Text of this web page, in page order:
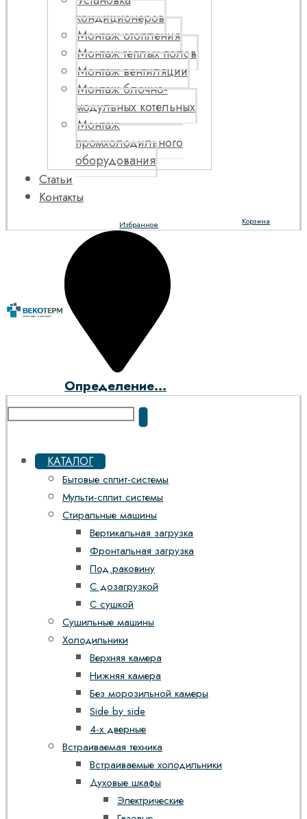
кондиционеров
Монтаж отопления
Монтаж теплых полов
Монтаж вентиляции
Монтаж блочно-
модульных котельных
Монтаж
промхолодильного
оборудования
Статьи
Контакты
Корзина
Избранное
Определение...
КАТАЛОГ
Бытовые сплит-системы
Мульти-сплит системы
Стиральные машины
Вертикальная загрузка
Фронтальная загрузка
Под раковину
С дозагрузкой
С сушкой
Сушильные машины
Холодильники
Верхняя камера
Нижняя камера
Без морозильной камеры
Side by side
4-х дверные
Встраиваемая техника
Встраиваемые холодильники
Духовые шкафы
Электрические